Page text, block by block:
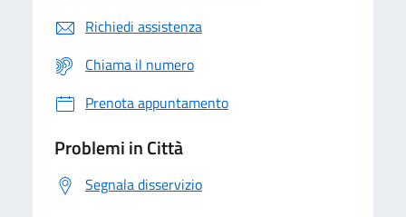
Richiedi assistenza
Chiama il numero
Prenota appuntamento
Problemi in Città
Segnala disservizio